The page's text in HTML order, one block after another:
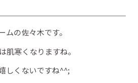
ムの佐々木です。
肌寒くなりますね。
しくないですね^^;